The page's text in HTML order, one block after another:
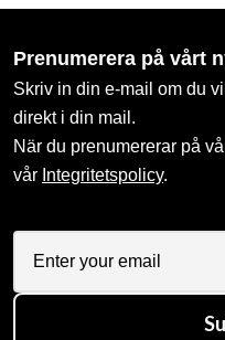
Prenumerera på vårt
Skriv in din e-mail om du
direkt i din mail.
När du prenumererar på
vår Integritetspolicy.